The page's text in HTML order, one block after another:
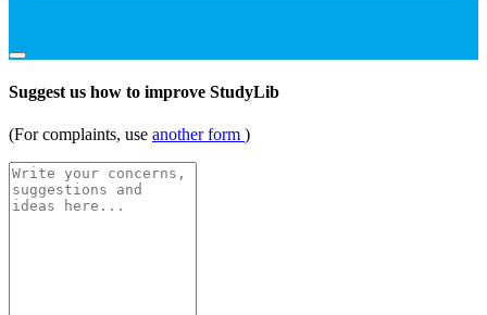
Suggest us how to improve StudyLib
(For complaints, use another form )